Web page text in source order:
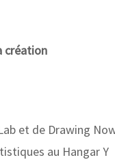
création
et de Drawing
au Hangar Y